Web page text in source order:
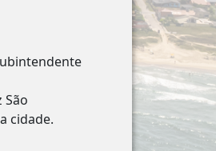
São
cidade.